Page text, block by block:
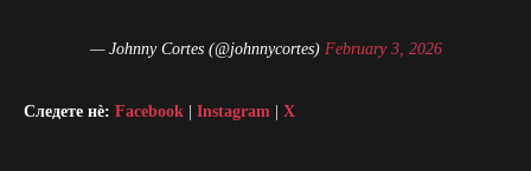
— Johnny Cortes (@johnnycortes) February 3, 2026
Следете нè: Facebook Instagram X